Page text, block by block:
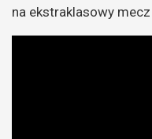
na ekstraklasowy